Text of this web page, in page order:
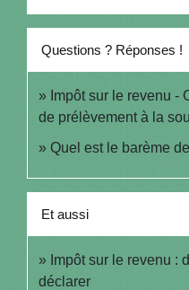
Questions ? Réponses !
Impôt sur le revenu -
de prélèvement à la
Quel est le barème
Et aussi
Impôt sur le revenu :
déclarer